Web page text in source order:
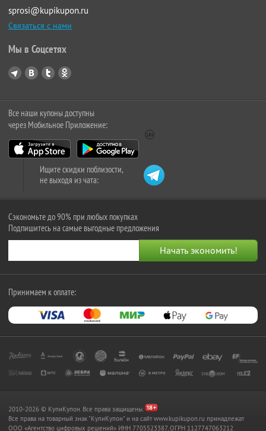
sprosi@kupikupon.ru
Связаться с нами
Мы в Соцсетях
Все наши купоны доступны
через Мобильное Приложение:
Ищите скидки поблизости,
не выходя из чата:
Сэкономьте до 90% при любых покупках
Подпишитесь на самые выгодные предложения
Принимаем к оплате:
2010-2026 © КупиКупон. Все права защищены.
Все права на товарный знак "КупиКупон" и на сайт www.kupikupon.ru принадлежат
OOO «Агентство цифровых решений» ИНН 7705523387, ОГРН 1127747063212